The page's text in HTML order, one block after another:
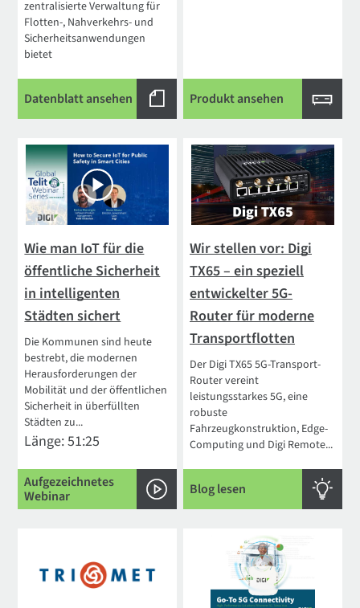
zentralisierte Verwaltung für
Flotten-, Nahverkehrs- und
Sicherheitsanwendungen
bietet
Datenblatt ansehen Produkt ansehen
Wie man IoT für die
öffentliche Sicherheit
in intelligenten
Städten sichert
Die Kommunen sind heute
bestrebt, die modernen
Herausforderungen der
Mobilität und der öffentlichen
Sicherheit in überfüllten
Städten zu...
Länge: 51:25
Aufgezeichnetes
Webinar
Wir stellen vor: Digi
TX65 – ein speziell
entwickelter 5G-
Router für moderne
Transportflotten
Der Digi TX65 5G-Transport-
Router vereint
leistungsstarkes 5G, eine
robuste
Fahrzeugkonstruktion, Edge-
Computing und Digi Remote...
Blog lesen